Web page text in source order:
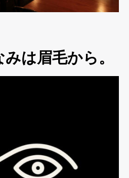
は眉毛から。